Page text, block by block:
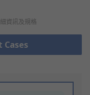
資訊及規格
Cases